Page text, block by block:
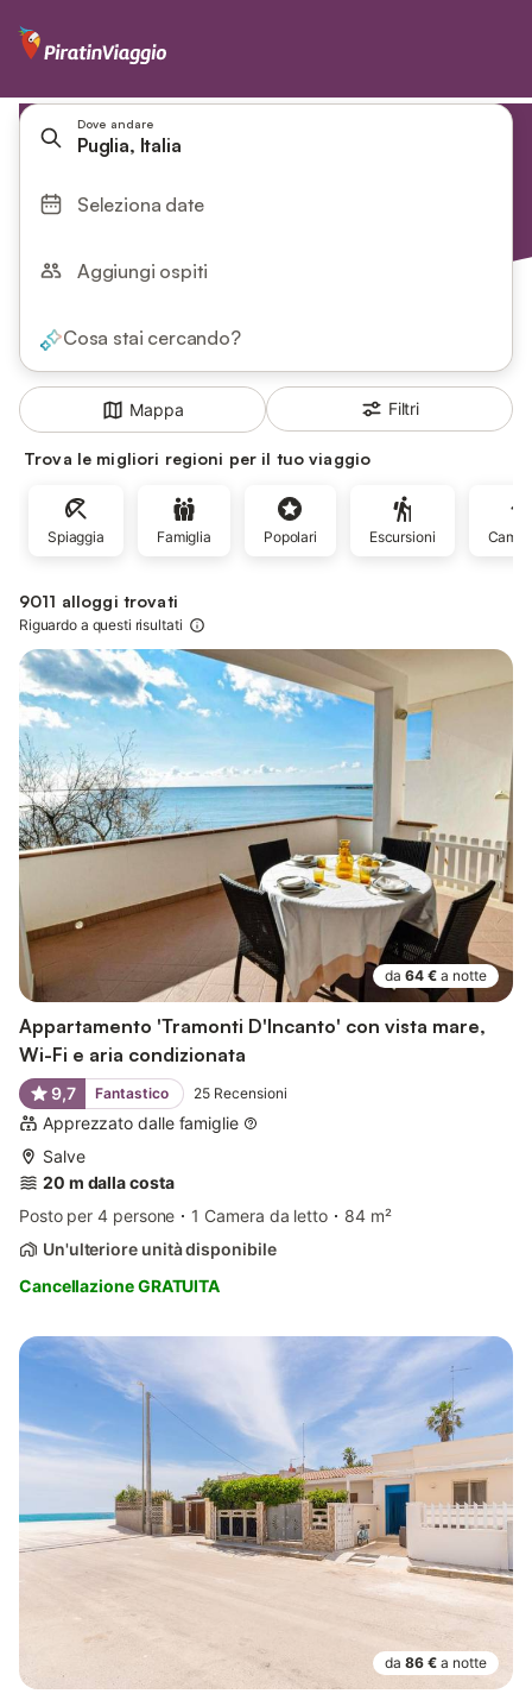
Dove andare
Puglia, Italia
Seleziona date
Aggiungi ospiti
Cosa stai cercando?
Mappa Filtri
Trova le migliori regioni per il tuo viaggio
Spiaggia Famiglia Popolari Escursioni
9011 alloggi trovati
Riguardo a questi risultati
da 64 € a notte
Appartamento 'Tramonti D'Incanto' con vista mare,
Wi-Fi e aria condizionata
9,7 Fantastico 25 Recensioni
Apprezzato dalle famiglie
Salve
20 m dalla costa
Posto per 4 persone
1 Camera da letto
84 m²
Un'ulteriore unità disponibile
Cancellazione GRATUITA
da 86 € a notte